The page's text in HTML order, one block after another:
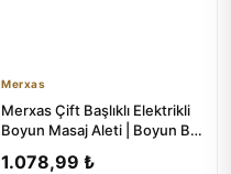
Merxas
Merxas Çift Başlıklı Elektrikli
Boyun Masaj Aleti | Boyun Bel
1.078,99 ₺